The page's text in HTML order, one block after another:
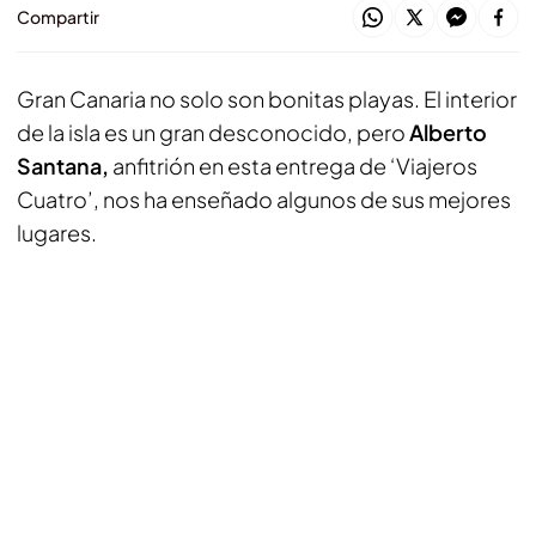
Compartir
Gran Canaria no solo son bonitas playas. El interior
de la isla es un gran desconocido, peroAlberto
Santana, anfitrión en esta entrega de ‘Viajeros
Cuatro’, nos ha enseñado algunos de sus mejores
lugares.